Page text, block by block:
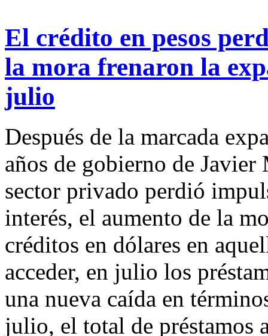
El crédito en pesos
la mora frenaron la
julio
Después de la marcada
años de gobierno de
sector privado perdió
interés, el aumento de la
créditos en dólares en
acceder, en julio los
una nueva caída en
julio, el total de préstamos